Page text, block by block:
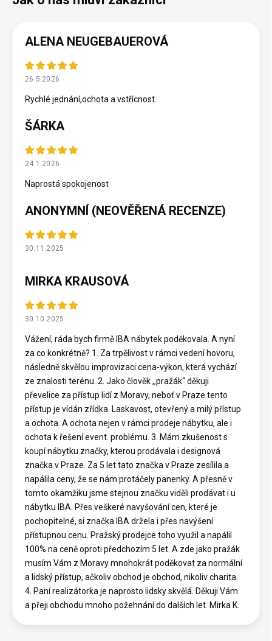
ALENA NEUGEBAUEROVÁ
26.5.2026
Rychlé jednání,ochota a vstřícnost.
ŠÁRKA
24.1.2026
Naprostá spokojenost
ANONYMNÍ (NEOVĚŘENÁ RECENZE)
30.11.2025
MIRKA KRAUSOVÁ
30.10.2025
Vážení, ráda bych firmě IBA nábytek poděkovala. A nyní
za co konkrétně? 1. Za trpělivost v rámci vedení hovoru,
následně skvělou improvizaci cena-výkon, která vychází
ze znalosti terénu. 2. Jako člověk ,,pražák“ děkuji
převelice za přístup lidí z Moravy, neboť v Praze tento
přístup je vídán zřídka. Laskavost, otevřený a milý přístup
a ochota. A ochota nejen v rámci prodeje nábytku, ale i
ochota k řešení event. problému. 3. Mám zkušenost s
koupí nábytku značky, kterou prodávala i designová
značka v Praze. Za 5 let tato značka v Praze zesílila a
napálila ceny, že se nám protáčely panenky. A přesně v
tomto okamžiku jsme stejnou značku viděli prodávat i u
nábytku IBA. Přes veškeré navyšování cen, které je
pochopitelné, si značka IBA držela i přes navýšení
přístupnou cenu. Pražský prodejce toho využil a napálil
100% na ceně oproti předchozím 5 let. A zde jako pražák
musím Vám z Moravy mnohokrát poděkovat za normální
a lidský přístup, ačkoliv obchod je obchod, nikoliv charita.
4. Paní realizátorka je naprosto lidsky skvělá. Děkuji Vám
a přeji obchodu mnoho požehnání do dalších let. Mirka K.